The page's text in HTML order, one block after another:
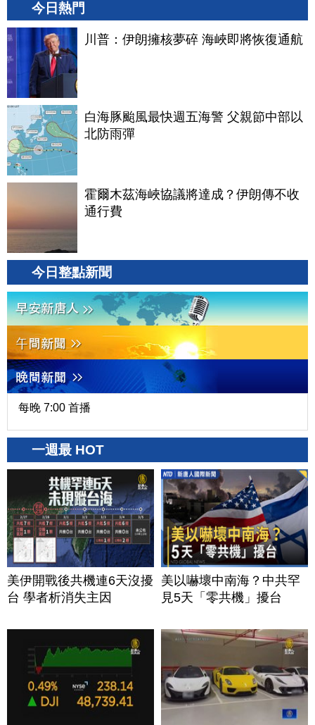
今日熱門
川普：伊朗擁核夢碎 海峽即將恢復通航
白海豚颱風最快週五海警 父親節中部以
北防雨彈
霍爾木茲海峽協議將達成？伊朗傳不收
通行費
今日整點新聞
每晚 7:00 首播
一週最 HOT
美伊開戰後共機連6天沒擾
台 學者析消失主因
美以嚇壞中南海？中共罕
見5天「零共機」擾台